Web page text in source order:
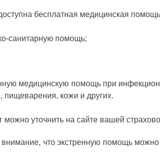
бесплатная медицинская
санитарную помощь;
медицинскую помощь при
пищеварения, кожи и других.
можно уточнить на сайте вашей
что экстренную помощь